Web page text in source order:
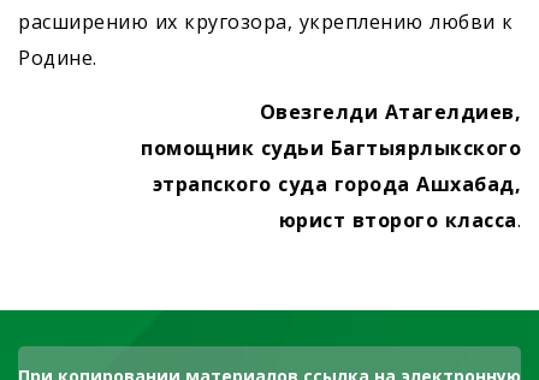
расширению их кругозора, укреплению любви к
Родине.
Овезгелди Атагелдиев,
помощник судьи Багтыярлыкского
этрапского суда города Ашхабад,
юрист второго класса.
При копировании материалов ссылка на электронную